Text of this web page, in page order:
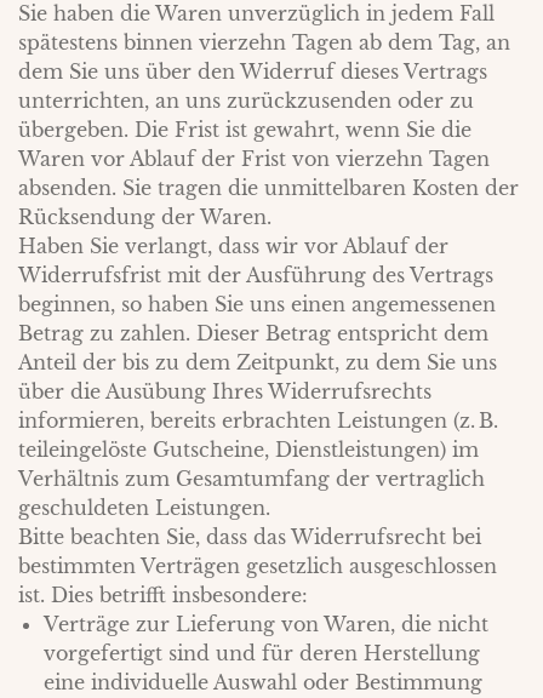
Sie haben die Waren unverzüglich in jedem Fall
spätestens binnen vierzehn Tagen ab dem Tag, an
dem Sie uns über den Widerruf dieses Vertrags
unterrichten, an uns zurückzusenden oder zu
übergeben. Die Frist ist gewahrt, wenn Sie die
Waren vor Ablauf der Frist von vierzehn Tagen
absenden. Sie tragen die unmittelbaren Kosten der
Rücksendung der Waren.
Haben Sie verlangt, dass wir vor Ablauf der
Widerrufsfrist mit der Ausführung des Vertrags
beginnen, so haben Sie uns einen angemessenen
Betrag zu zahlen. Dieser Betrag entspricht dem
Anteil der bis zu dem Zeitpunkt, zu dem Sie uns
über die Ausübung Ihres Widerrufsrechts
informieren, bereits erbrachten Leistungen (z. B.
teileingelöste Gutscheine, Dienstleistungen) im
Verhältnis zum Gesamtumfang der vertraglich
geschuldeten Leistungen.
Bitte beachten Sie, dass das Widerrufsrecht bei
bestimmten Verträgen gesetzlich ausgeschlossen
ist. Dies betrifft insbesondere:
Verträge zur Lieferung von Waren, die nicht
vorgefertigt sind und für deren Herstellung
eine individuelle Auswahl oder Bestimmung